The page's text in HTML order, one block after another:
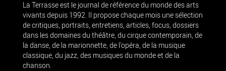
La Terrasse est le journal de référence du monde des arts
vivants depuis 1992. Il propose chaque mois une sélection
de critiques, portraits, entretiens, articles, focus, dossiers
dans les domaines du théâtre, du cirque contemporain, de
la danse, de la marionnette, de l’opéra, de la musique
classique, du jazz, des musiques du monde et de la
chanson.